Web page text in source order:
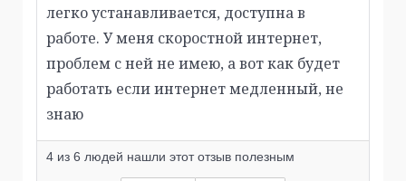
легко устанавливается, доступна в
работе. У меня скоростной интернет,
проблем с ней не имею, а вот как будет
работать если интернет медленный, не
знаю
4 из 6 людей нашли этот отзыв полезным